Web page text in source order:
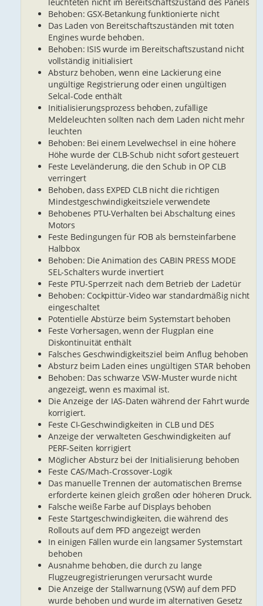
Behoben: GSX-Betankung funktionierte nicht
Das Laden von Bereitschaftszuständen mit toten
Engines wurde behoben.
Behoben: ISIS wurde im Bereitschaftszustand nicht
vollständig initialisiert
Absturz behoben, wenn eine Lackierung eine
ungültige Registrierung oder einen ungültigen
Selcal-Code enthält
Initialisierungsprozess behoben, zufällige
Meldeleuchten sollten nach dem Laden nicht mehr
leuchten
Behoben: Bei einem Levelwechsel in eine höhere
Höhe wurde der CLB-Schub nicht sofort gesteuert
Feste Leveländerung, die den Schub in OP CLB
verringert
Behoben, dass EXPED CLB nicht die richtigen
Mindestgeschwindigkeitsziele verwendete
Behobenes PTU-Verhalten bei Abschaltung eines
Motors
Feste Bedingungen für FOB als bernsteinfarbene
Halbbox
Behoben: Die Animation des CABIN PRESS MODE
SEL-Schalters wurde invertiert
Feste PTU-Sperrzeit nach dem Betrieb der Ladetür
Behoben: Cockpittür-Video war standardmäßig nicht
eingeschaltet
Potentielle Abstürze beim Systemstart behoben
Feste Vorhersagen, wenn der Flugplan eine
Diskontinuität enthält
Falsches Geschwindigkeitsziel beim Anflug behoben
Absturz beim Laden eines ungültigen STAR behoben
Behoben: Das schwarze VSW-Muster wurde nicht
angezeigt, wenn es maximal ist.
Die Anzeige der IAS-Daten während der Fahrt wurde
korrigiert.
Feste CI-Geschwindigkeiten in CLB und DES
Anzeige der verwalteten Geschwindigkeiten auf
PERF-Seiten korrigiert
Möglicher Absturz bei der Initialisierung behoben
Feste CAS/Mach-Crossover-Logik
Das manuelle Trennen der automatischen Bremse
erforderte keinen gleich großen oder höheren Druck.
Falsche weiße Farbe auf Displays behoben
Feste Startgeschwindigkeiten, die während des
Rollouts auf dem PFD angezeigt werden
In einigen Fällen wurde ein langsamer Systemstart
behoben
Ausnahme behoben, die durch zu lange
Flugzeugregistrierungen verursacht wurde
Die Anzeige der Stallwarnung (VSW) auf dem PFD
wurde behoben und wurde im alternativen Gesetz